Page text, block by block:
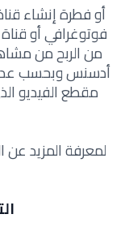
أو فطرة إنشاء
فوتوغرافي أو
من الربح من
أدسنس وبحسب عدد
مقطع الفيديو
لمعرفة المزيد عن